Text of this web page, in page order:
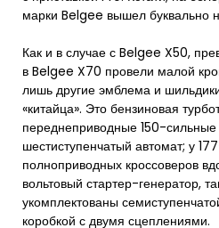
марки Belgee вышел буквально
Как и в случае с Belgee X50,
в Belgee X70 провели малой
лишь другие эмблема и
«китайца». Это бензиновая
переднеприводные 150-
шестиступенчатый автомат; у
полноприводных кроссоверов
вольтовый стартер-генератор,
укомплектованы
коробкой с двумя сцеплениями.